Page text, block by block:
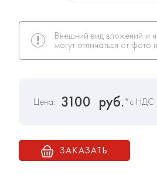
Внешний вид вложений и
могут отличаться от фото
Цена: 3100 руб.*с НДС
ЗАКАЗАТЬ